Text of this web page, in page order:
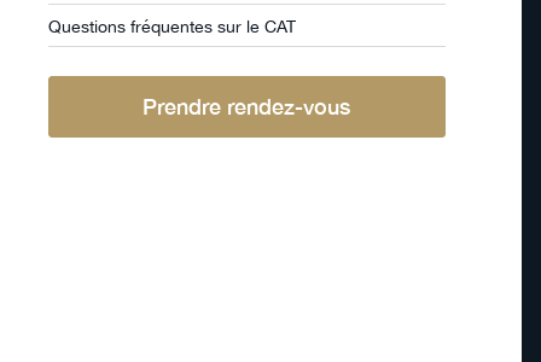
Questions fréquentes sur le CAT
Prendre rendez-vous